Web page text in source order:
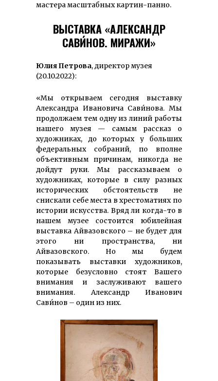
мастера масштабных картин-панно.
ВЫСТАВКА «АЛЕКСАНДР
САВИ́НОВ. МИРАЖИ»
Юлия Петрова, директор музея
(20.10.2022):
«Мы открываем сегодня выставку
Александра Ивановича Сави́нова. Мы
продолжаем тем одну из линий работы
нашего музея — самым рассказ о
художниках, до которых у больших
федеральных собраний, по вполне
объективным причинам, никогда не
дойдут руки. Мы рассказываем о
художниках, которые в силу разных
исторических обстоятельств не
снискали себе места в хрестоматиях по
истории искусства. Вряд ли когда-то в
нашем музее состоится юбилейная
выставка Айвазовского – не будет для
этого ни пространства, ни
Айвазовского. Но мы будем
показывать выставки художников,
которые безусловно стоят Вашего
внимания и заслуживают вашего
внимания. Александр Иванович
Сави́нов – один из них.